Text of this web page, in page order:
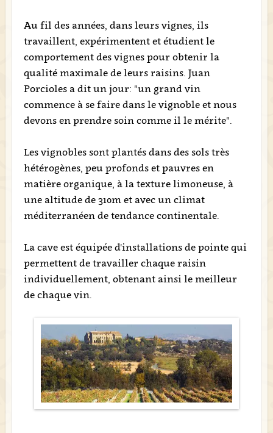
Au fil des années, dans leurs vignes, ils
travaillent, expérimentent et étudient le
comportement des vignes pour obtenir la
qualité maximale de leurs raisins. Juan
Porcioles a dit un jour: "un grand vin
commence à se faire dans le vignoble et nous
devons en prendre soin comme il le mérite".
Les vignobles sont plantés dans des sols très
hétérogènes, peu profonds et pauvres en
matière organique, à la texture limoneuse, à
une altitude de 310m et avec un climat
méditerranéen de tendance continentale.
La cave est équipée d'installations de pointe qui
permettent de travailler chaque raisin
individuellement, obtenant ainsi le meilleur
de chaque vin.